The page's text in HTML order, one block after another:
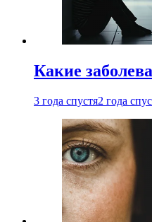
Какие
3 года спустя2 года